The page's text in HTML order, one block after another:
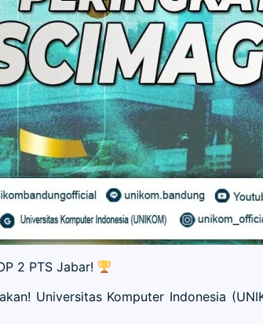
2 PTS Jabar!
Universitas Komputer Indonesia